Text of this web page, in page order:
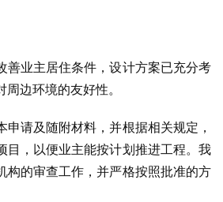
善业主居住条件，设计方案已充分考
边环境的友好性。
申请及随附材料，并根据相关规定，
目，以便业主能按计划推进工程。我
构的审查工作，并严格按照批准的方